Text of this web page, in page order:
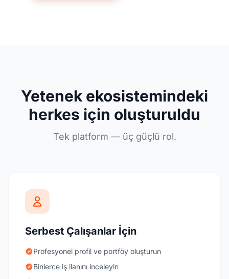
Yetenek ekosistemindeki
herkes için oluşturuldu
Tek platform — üç güçlü rol.
Serbest Çalışanlar İçin
Profesyonel profil ve portföy oluşturun
Binlerce iş ilanını inceleyin